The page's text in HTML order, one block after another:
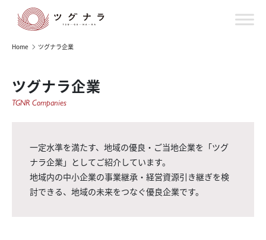
Home ツグナラ企業
ツグナラ企業
TGNR Companies
一定水準を満たす、地域の優良・ご当地企業を「ツグ
ナラ企業」としてご紹介しています。
地域内の中小企業の事業継承・経営資源引き継ぎを検
討できる、地域の未来をつなぐ優良企業です。